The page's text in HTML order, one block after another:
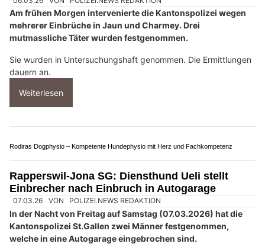
Am frühen Morgen intervenierte die Kantonspolizei wegen
mehrerer Einbrüche in Jaun und Charmey. Drei
mutmassliche Täter wurden festgenommen.
Sie wurden in Untersuchungshaft genommen. Die Ermittlungen
dauern an.